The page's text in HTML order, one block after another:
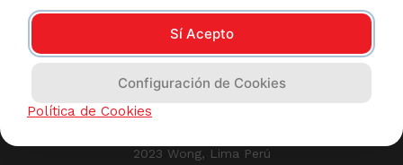
Esta tienda usa Niubiz para realizar transacciones
2023 Wong, Lima Perú
Sí Acepto
Configuración de Cookies
Política de Cookies